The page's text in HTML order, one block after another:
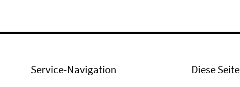
Service-Navigation Diese Seite